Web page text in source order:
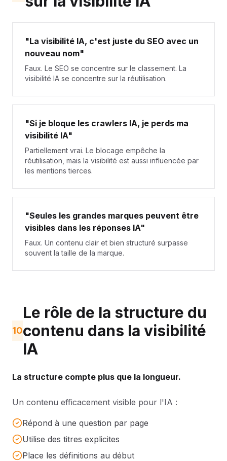
"La visibilité IA, c'est juste du SEO avec un
nouveau nom"
Faux. Le SEO se concentre sur le classement. La
visibilité IA se concentre sur la réutilisation.
"Si je bloque les crawlers IA, je perds ma
visibilité IA"
Partiellement vrai. Le blocage empêche la
réutilisation, mais la visibilité est aussi influencée par
les mentions tierces.
"Seules les grandes marques peuvent être
visibles dans les réponses IA"
Faux. Un contenu clair et bien structuré surpasse
souvent la taille de la marque.
10
Le rôle de la structure du
contenu dans la visibilité
IA
La structure compte plus que la longueur.
Un contenu efficacement visible pour l'IA :
Répond à une question par page
Utilise des titres explicites
Place les définitions au début